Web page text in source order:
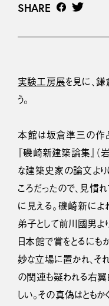
SHARE
実験工房展を見に、
う。
本館は坂倉準三の作
『磯崎新建築論集』（
な建築史家の論文より
ころだったので、見慣
に見える。磯崎新によ
弟子として前川國男よ
日本館で賞をとるにも
妙な立場に置かれ、それ
の関連も疑われる右翼
しい。その真偽はとも